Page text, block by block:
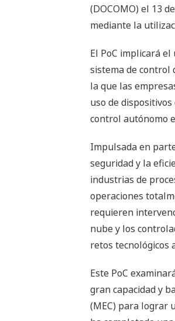
(DOCOMO) el 13
mediante la
El PoC implicará
sistema de control
la que las
uso de
control autónomo
Impulsada en
seguridad y la
industrias de
operaciones
requieren
nube y los
retos tecnológicos
Este PoC
gran capacidad y
(MEC) para lograr